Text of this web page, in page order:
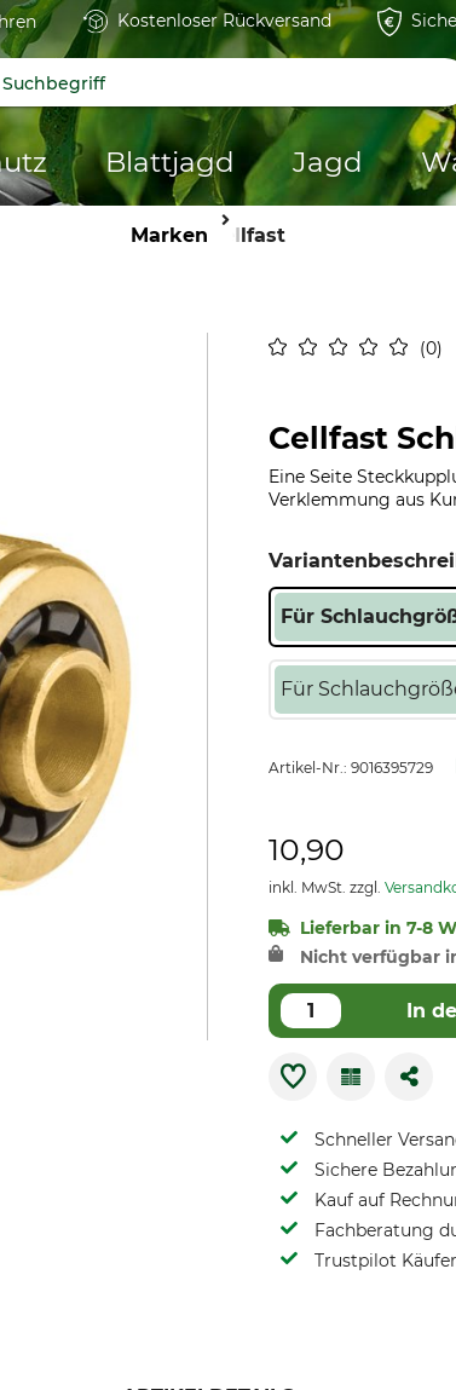
Kostenloser Rückversand
Blattjagd Jagd
Marken Cellfast
0
Cellfast
Eine Seite
Verklemmung aus
Für
Für
Artikel-Nr.: 9016395729
10,90
inkl. MwSt. zzgl.
Lieferbar in 7-8
Nicht verfügbar
In
Schneller
Sichere
Kauf auf
Fachberatung
Trustpilot